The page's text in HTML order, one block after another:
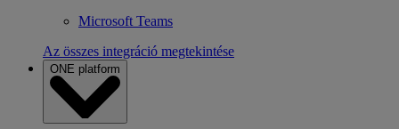
Microsoft Teams
Az összes integráció megtekintése
ONE platform